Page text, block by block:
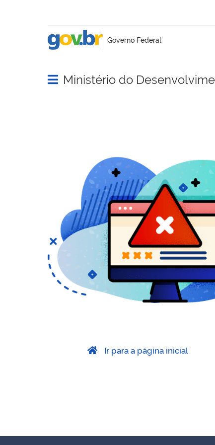
Abrir menu principal de navegação
Ministério do
Ir para a página inicial